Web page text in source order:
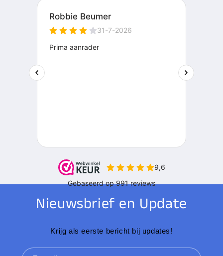
Nieuwsbrief en Update
Krijg als eerste bericht bij updates!